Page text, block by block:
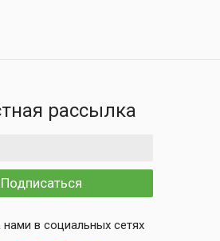
рассылка
Подписаться
нами в социальных сетях